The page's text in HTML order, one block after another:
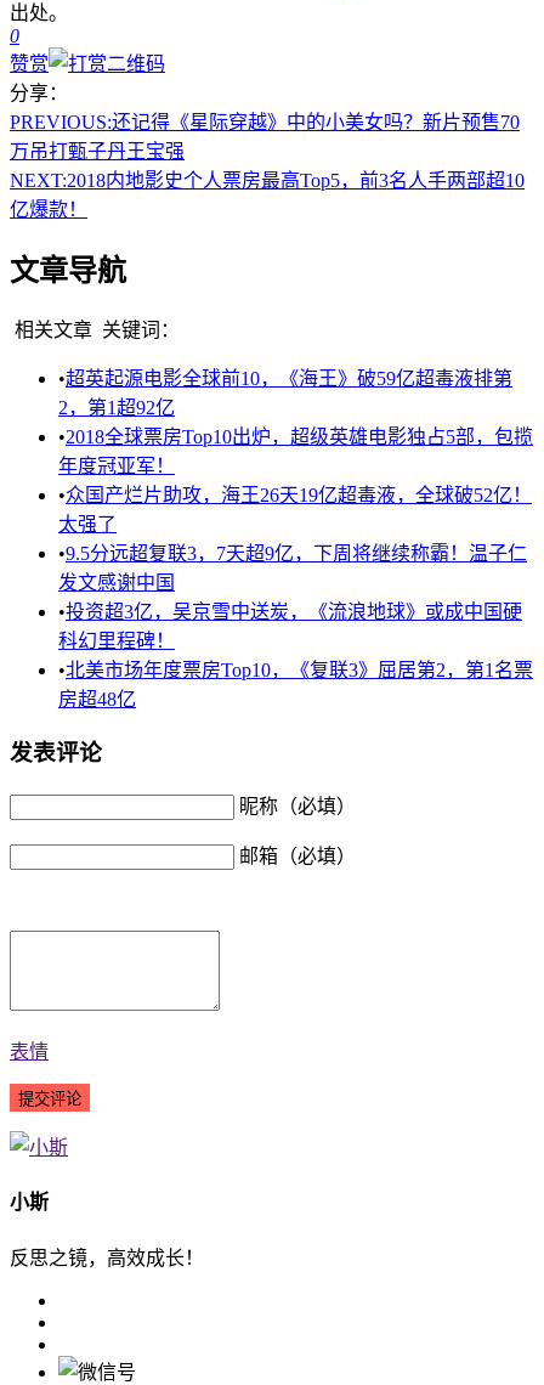
出处。
0
赞赏
分享：
PREVIOUS:还记得《星际穿越》中的小美女吗？新片预售70
万吊打甄子丹王宝强
NEXT:2018内地影史个人票房最高Top5，前3名人手两部超10
亿爆款！
文章导航
相关文章 关键词：
•超英起源电影全球前10，《海王》破59亿超毒液排第
2，第1超92亿
•2018全球票房Top10出炉，超级英雄电影独占5部，包揽
年度冠亚军！
•众国产烂片助攻，海王26天19亿超毒液，全球破52亿！
太强了
•9.5分远超复联3，7天超9亿，下周将继续称霸！温子仁
发文感谢中国
•投资超3亿，吴京雪中送炭，《流浪地球》或成中国硬
科幻里程碑！
•北美市场年度票房Top10，《复联3》屈居第2，第1名票
房超48亿
发表评论
昵称（必填）
邮箱（必填）
表情
小斯
反思之镜，高效成长！